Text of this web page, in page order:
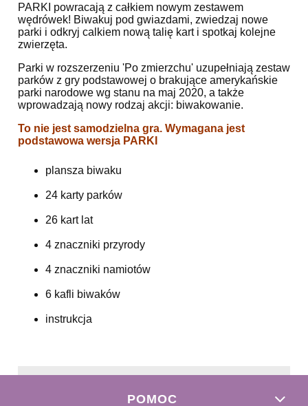
PARKI powracają z całkiem nowym zestawem
wędrówek! Biwakuj pod gwiazdami, zwiedzaj nowe
parki i odkryj calkiem nową talię kart i spotkaj kolejne
zwierzęta.
Parki w rozszerzeniu 'Po zmierzchu' uzupełniają zestaw
parków z gry podstawowej o brakujące amerykańskie
parki narodowe wg stanu na maj 2020, a także
wprowadzają nowy rodzaj akcji: biwakowanie.
To nie jest samodzielna gra. Wymagana jest
podstawowa wersja PARKI
plansza biwaku
24 karty parków
26 kart lat
4 znaczniki przyrody
4 znaczniki namiotów
6 kafli biwaków
instrukcja
POMOC